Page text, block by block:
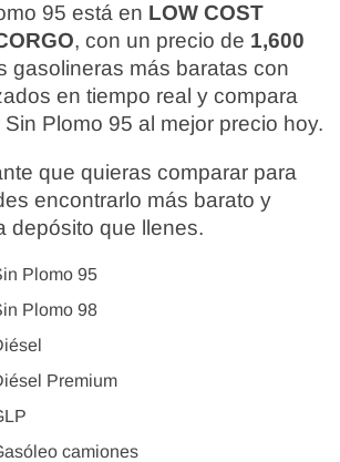
95 está en LOW COST
, con un precio de 1,600
gasolineras más baratas con
en tiempo real y compara
Plomo 95 al mejor precio hoy.
que quieras comparar para
encontrarlo más barato y
depósito que llenes.
Plomo 95
Plomo 98
Premium
camiones